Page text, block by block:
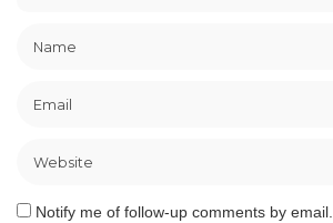
Notify me of follow-up comments by email.